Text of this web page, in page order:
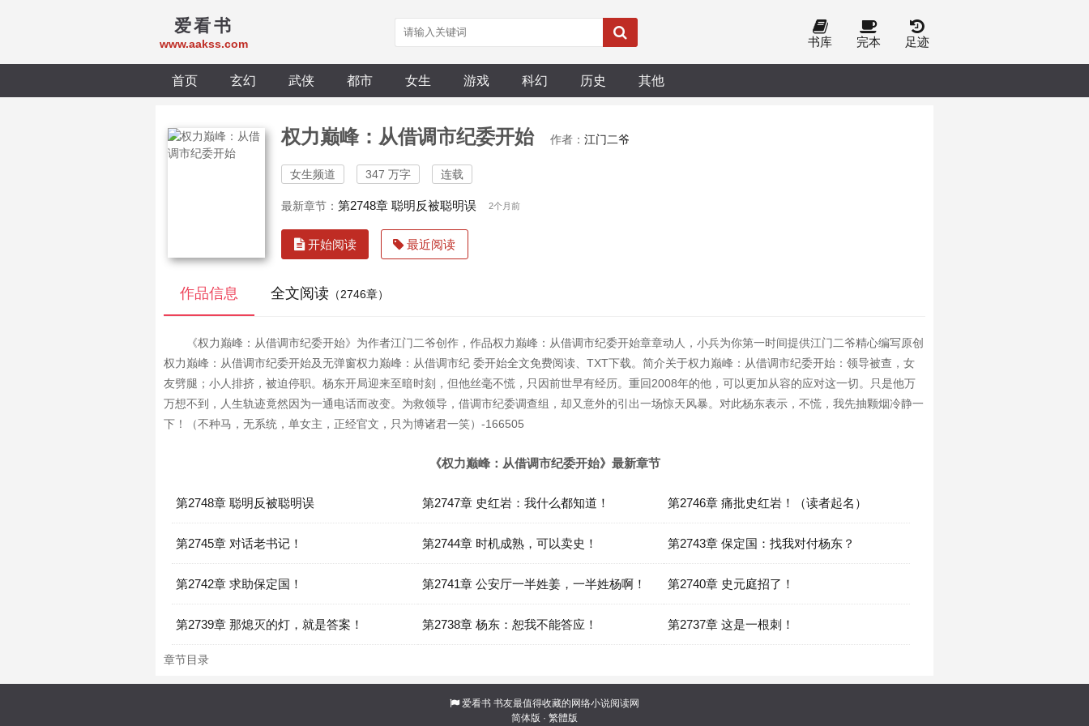
爱看书
www.aakss.com 书库 完本 足迹
首页 玄幻 武侠 都市 女生 游戏 科幻 历史 其他
权力巅峰：从借调市纪委开始 作者： 江门二爷
女生频道 347 万字 连载
最新章节： 第2748章 聪明反被聪明误 2个月前
开始阅读 最近阅读
作品信息 全文阅读 （2746章）
《权力巅峰：从借调市纪委开始》为作者江门二爷创作，作品权力巅峰：从借调市纪委开始章章动人，小兵为你第一时间提供江门二爷精心编写原创
权力巅峰：从借调市纪委开始及无弹窗权力巅峰：从借调市纪 委开始全文免费阅读、TXT下载。简介关于权力巅峰：从借调市纪委开始：领导被查，女
友劈腿；小人排挤，被迫停职。杨东开局迎来至暗时刻，但他丝毫不慌，只因前世早有经历。重回2008年的他，可以更加从容的应对这一切。只是他万
万想不到，人生轨迹竟然因为一通电话而改变。为救领导，借调市纪委调查组，却又意外的引出一场惊天风暴。对此杨东表示，不慌，我先抽颗烟冷静一
下！（不种马，无系统，单女主，正经官文，只为博诸君一笑）-166505
《权力巅峰：从借调市纪委开始》最新章节
第2748章 聪明反被聪明误 第2747章 史红岩：我什么都知道！ 第2746章 痛批史红岩！（读者起名）
第2745章 对话老书记！ 第2744章 时机成熟，可以卖史！ 第2743章 保定国：找我对付杨东？
第2742章 求助保定国！ 第2741章 公安厅一半姓姜，一半姓杨啊！ 第2740章 史元庭招了！
第2739章 那熄灭的灯，就是答案！ 第2738章 杨东：恕我不能答应！ 第2737章 这是一根刺！
章节目录
爱看书 书友最值得收藏的网络小说阅读网
简体版 · 繁體版